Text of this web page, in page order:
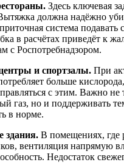
Здесь ключевая
должна надёжно
система подавать
в расчётах приведёт к
с Роспотребнадзором.
и спортзалы. При
больше
с этим. Важно не
газ, но и поддерживать
в норме.
здания. В помещениях, где
вентиляция напрямую
Недостаток